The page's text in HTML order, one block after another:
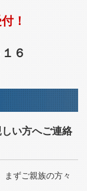
！
６
い方へご連絡
まずご親族の方々